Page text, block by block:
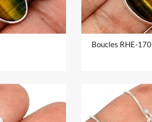
Boucles RHE-170